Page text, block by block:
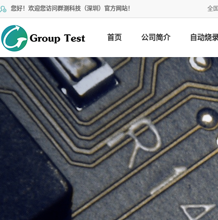
您好！欢迎您访问群测科技（深圳）官方网站！ 全
首页 公司简介 自动烧